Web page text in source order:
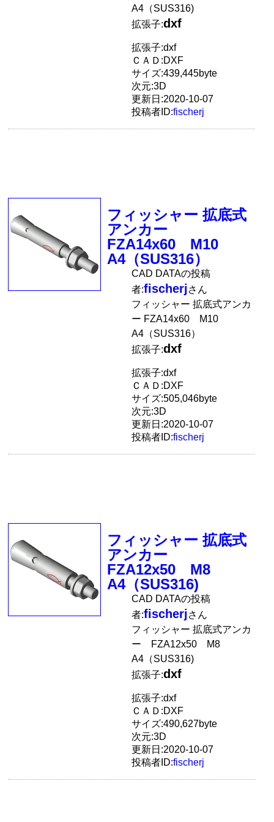
A4（SUS316)
拡張子:dxf
拡張子:dxf
ＣＡＤ:DXF
サイズ:439,445byte
次元:3D
更新日:2020-10-07
投稿者ID:fischerj
フィッシャー 拡底式
アンカー
FZA14x60 M10
A4（SUS316）
CAD DATAの投稿
者:fischerjさん
フィッシャー 拡底式アンカ
ー FZA14x60 M10
A4（SUS316）
拡張子:dxf
拡張子:dxf
ＣＡＤ:DXF
サイズ:505,046byte
次元:3D
更新日:2020-10-07
投稿者ID:fischerj
フィッシャー 拡底式
アンカー
FZA12x50 M8
A4（SUS316)
CAD DATAの投稿
者:fischerjさん
フィッシャー 拡底式アンカ
ー FZA12x50 M8
A4（SUS316)
拡張子:dxf
拡張子:dxf
ＣＡＤ:DXF
サイズ:490,627byte
次元:3D
更新日:2020-10-07
投稿者ID:fischerj